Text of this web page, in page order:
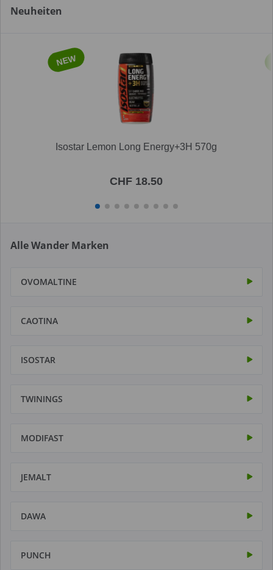
Neuheiten
NEW
Isostar Lemon Long Energy+3H 570g
CHF 18.50
Alle Wander Marken
OVOMALTINE
CAOTINA
ISOSTAR
TWININGS
MODIFAST
JEMALT
DAWA
PUNCH